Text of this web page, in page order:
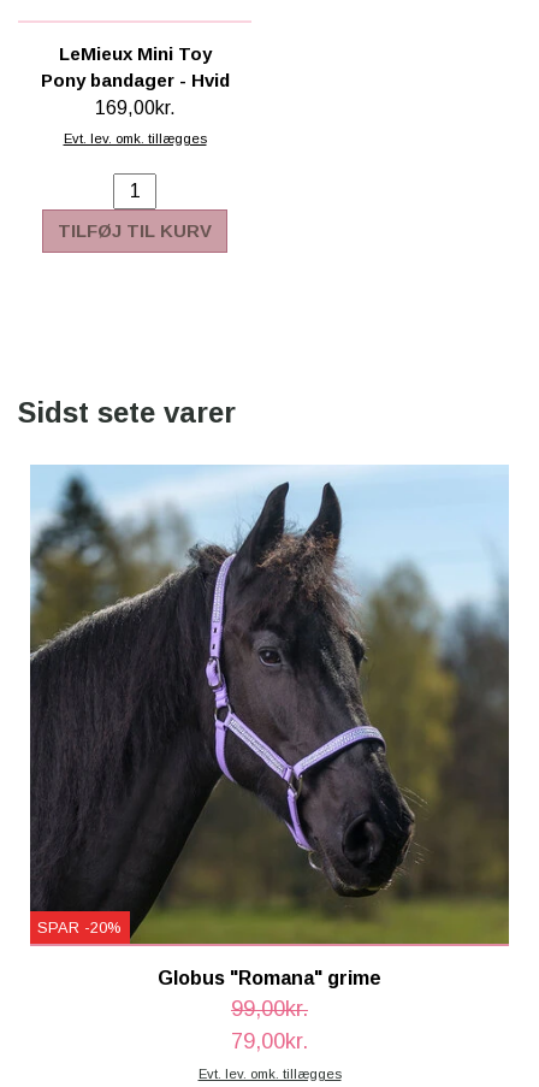
LeMieux Mini Toy
Pony bandager - Hvid
169,00kr.
Evt. lev. omk. tillægges
TILFØJ TIL KURV
Sidst sete varer
SPAR -20%
Globus "Romana" grime
99,00kr.
79,00kr.
Evt. lev. omk. tillægges